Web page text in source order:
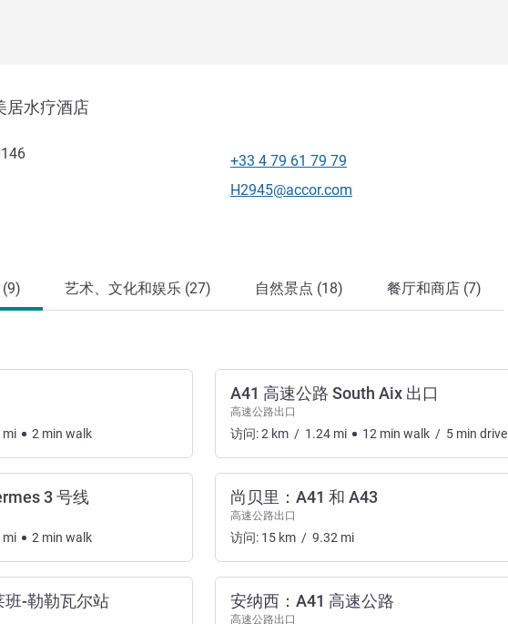
居水疗酒店
电话
+33 4 79 61 79 79
联系电子邮件
H2945@accor.com
艺术、文化和娱乐 (27) 自然景点 (18) 餐厅和商店 (7)
mi 2 min walk
3 号线
mi 2 min walk
班-勒勒瓦尔站
A41 高速公路 South Aix 出口
高速公路出口
访问:2 km / 1.24 mi 12 min walk / 5 min drive
尚贝里：A41 和 A43
高速公路出口
访问: 15 km / 9.32 mi
安纳西：A41 高速公路
高速公路出口